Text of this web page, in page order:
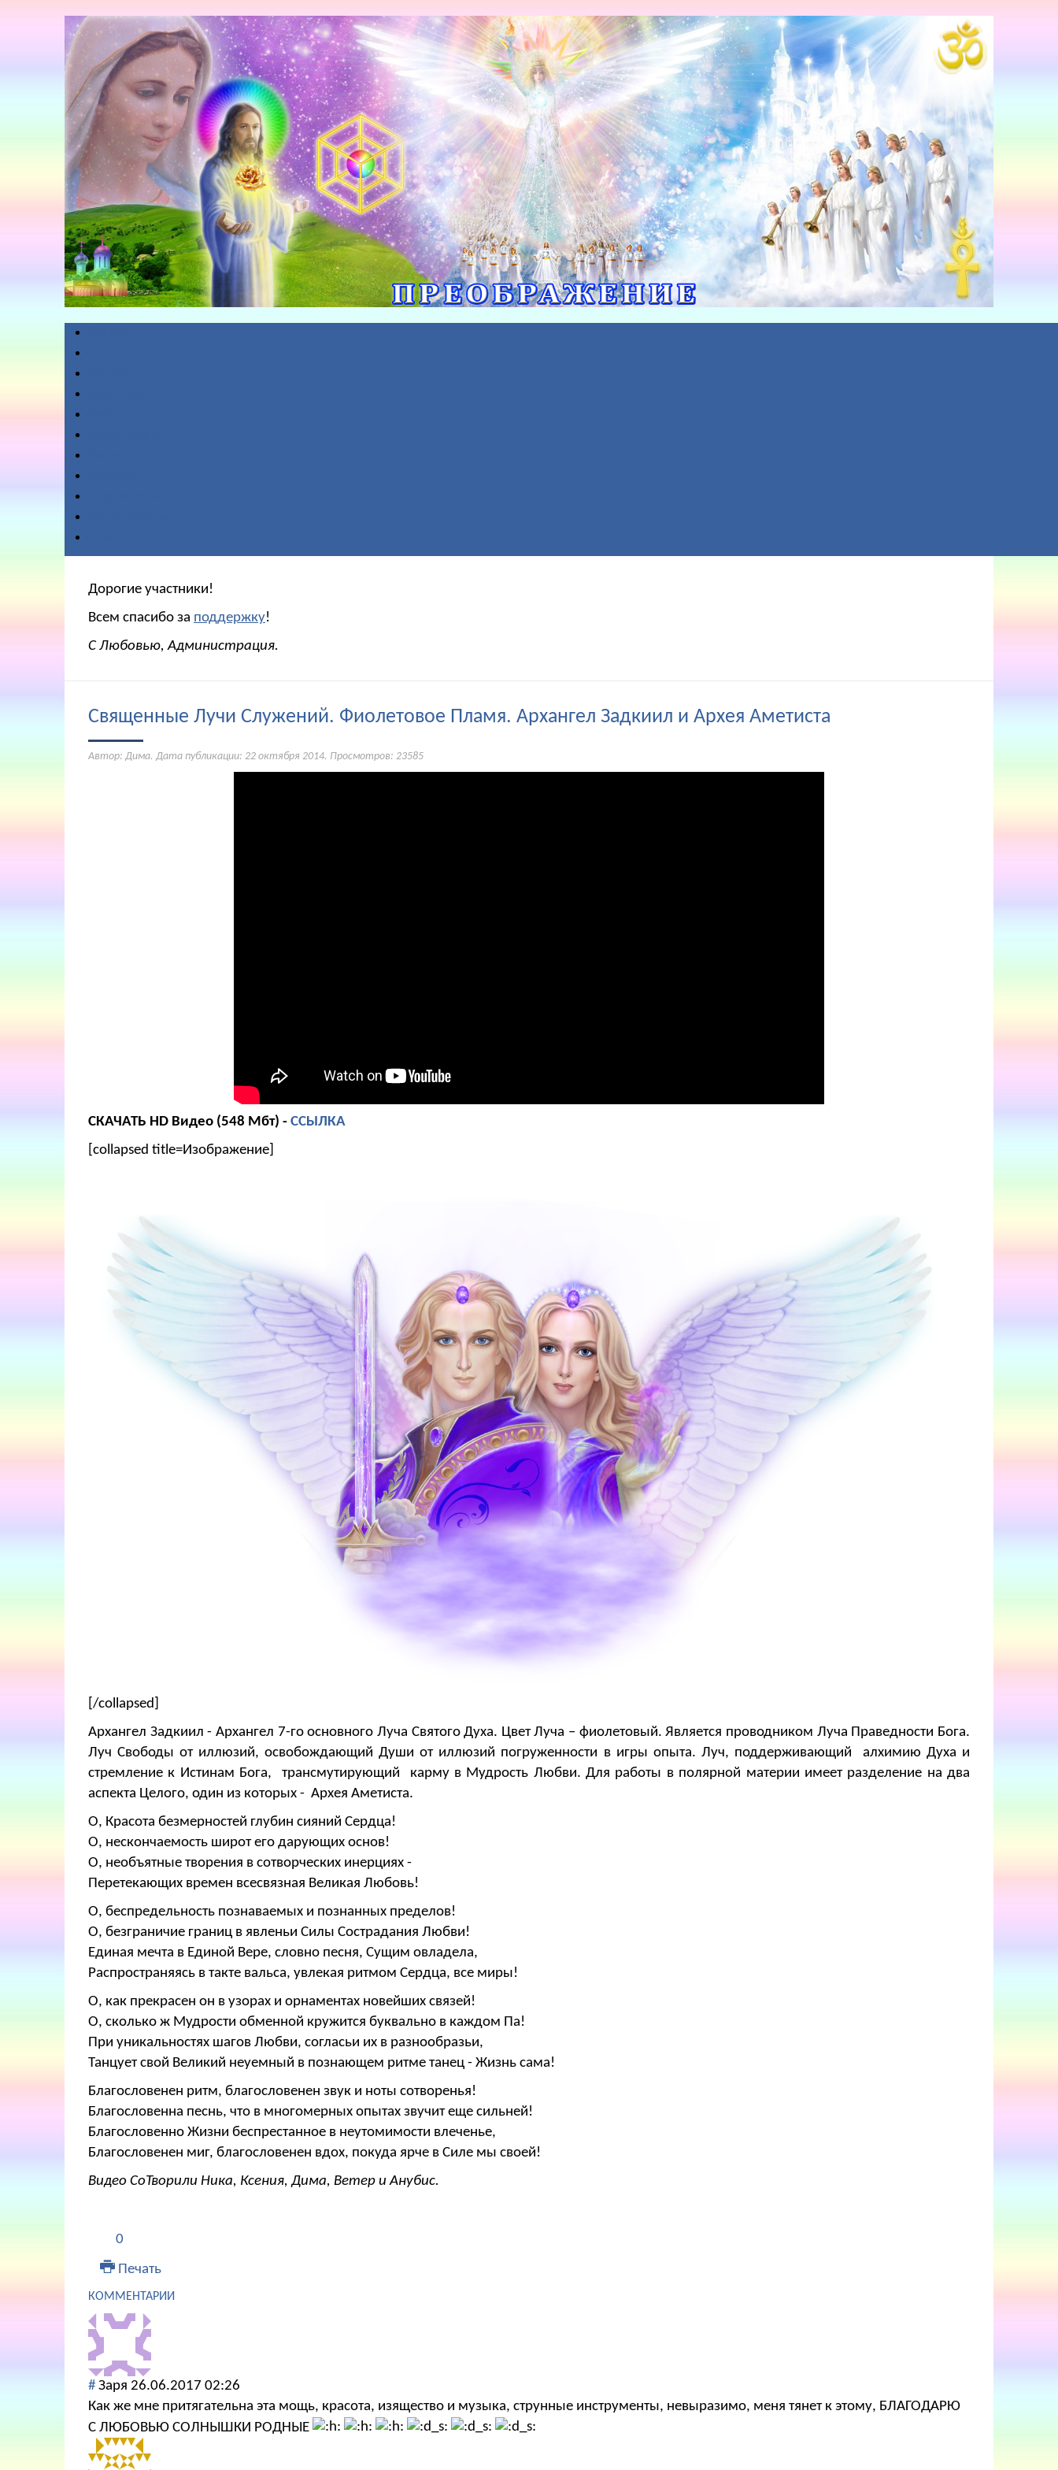
Дорогие участники!
Всем спасибо за поддержку!
С Любовью, Администрация.
Священные Лучи Служений. Фиолетовое Пламя. Архангел Задкиил и Архея Аметиста
Автор: Дима. Дата публикации: 22 октября 2014. Просмотров: 23585
СКАЧАТЬ HD Видео (548 Мбт) - ССЫЛКА
[collapsed title=Изображение]
[/collapsed]
Архангел Задкиил - Архангел 7-го основного Луча Святого Духа. Цвет Луча – фиолетовый. Является проводником Луча Праведности Бога.
Луч Свободы от иллюзий, освобождающий Души от иллюзий погруженности в игры опыта. Луч, поддерживающий алхимию Духа и
стремление к Истинам Бога, трансмутирующий карму в Мудрость Любви. Для работы в полярной материи имеет разделение на два
аспекта Целого, один из которых - Архея Аметиста.
О, Красота безмерностей глубин сияний Сердца!
О, нескончаемость широт его дарующих основ!
О, необъятные творения в сотворческих инерциях -
Перетекающих времен всесвязная Великая Любовь!
О, беспредельность познаваемых и познанных пределов!
О, безграничие границ в явленьи Силы Сострадания Любви!
Единая мечта в Единой Вере, словно песня, Сущим овладела,
Распространяясь в такте вальса, увлекая ритмом Сердца, все миры!
О, как прекрасен он в узорах и орнаментах новейших связей!
О, сколько ж Мудрости обменной кружится буквально в каждом Па!
При уникальностях шагов Любви, согласьи их в разнообразьи,
Танцует свой Великий неуемный в познающем ритме танец - Жизнь сама!
Благословенен ритм, благословенен звук и ноты сотворенья!
Благословенна песнь, что в многомерных опытах звучит еще сильней!
Благословенно Жизни беспрестанное в неутомимости влеченье,
Благословенен миг, благословенен вдох, покуда ярче в Силе мы своей!
Видео СоТворили Ника, Ксения, Дима, Ветер и Анубис.
0
Печать
КОММЕНТАРИИ
# Заря 26.06.2017 02:26
Как же мне притягательна эта мощь, красота, изящество и музыка, струнные инструменты, невыразимо, меня тянет к этому, БЛАГОДАРЮ
С ЛЮБОВЬЮ СОЛНЫШКИ РОДНЫЕ